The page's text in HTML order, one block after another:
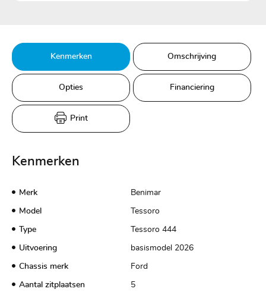
Kenmerken Omschrijving
Opties Financiering
Print
Kenmerken
Merk Benimar
Model Tessoro
Type Tessoro 444
Uitvoering basismodel 2026
Chassis merk Ford
Aantal zitplaatsen 5